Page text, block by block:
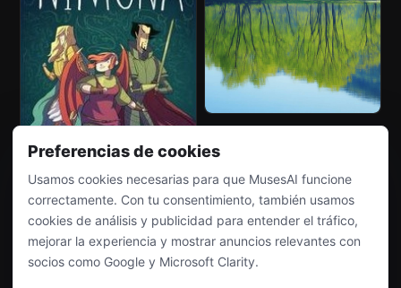
Preferencias de cookies
Usamos cookies necesarias para que MusesAI funcione
correctamente. Con tu consentimiento, también usamos
cookies de análisis y publicidad para entender el tráfico,
mejorar la experiencia y mostrar anuncios relevantes con
socios como Google y Microsoft Clarity.